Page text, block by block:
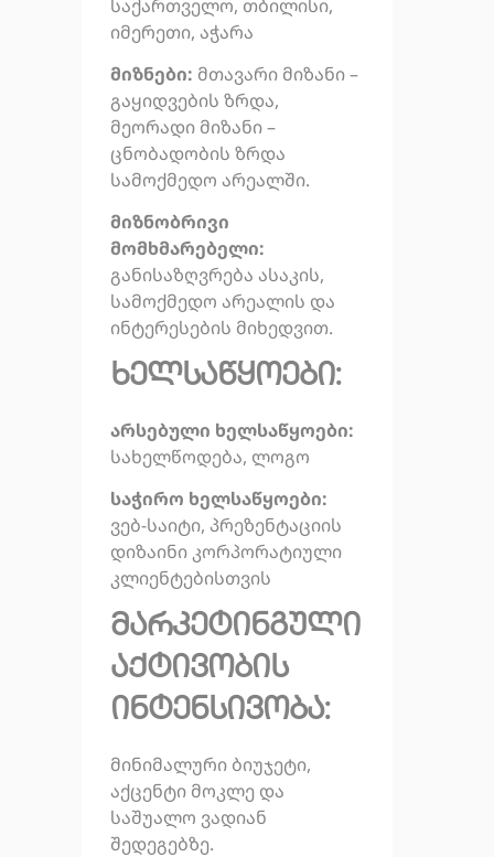
საქართველო, თბილისი,
იმერეთი, აჭარა
მიზნები: მთავარი მიზანი –
გაყიდვების ზრდა,
მეორადი მიზანი –
ცნობადობის ზრდა
სამოქმედო არეალში.
მიზნობრივი
მომხმარებელი:
განისაზღვრება ასაკის,
სამოქმედო არეალის და
ინტერესების მიხედვით.
ხელსაწყოები:
არსებული ხელსაწყოები:
სახელწოდება, ლოგო
საჭირო ხელსაწყოები:
ვებ-საიტი, პრეზენტაციის
დიზაინი კორპორატიული
კლიენტებისთვის
მარკეტინგული
აქტივობის
ინტენსივობა:
მინიმალური ბიუჯეტი,
აქცენტი მოკლე და
საშუალო ვადიან
შედეგებზე.